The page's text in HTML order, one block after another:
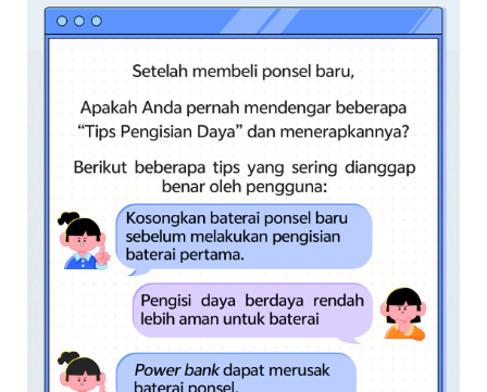
Indonesia | Pilih negara/wilayah